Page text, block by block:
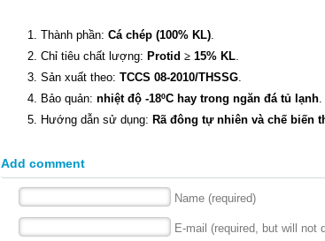
1. Thành phần: Cá chép (100% KL).
2. Chỉ tiêu chất lượng: Protid ≥ 15% KL.
3. Sản xuất theo: TCCS 08-2010/THSSG.
4. Bảo quản: nhiệt độ -18ºC hay trong ngăn đá tủ lạnh.
5. Hướng dẫn sử dụng: Rã đông tự nhiên và chế biến
Add comment
Name (required)
E-mail (required, but will not